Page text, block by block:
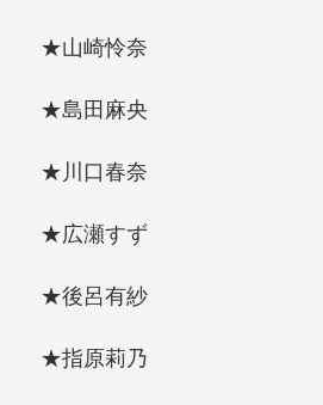
★山崎怜奈
★島田麻央
★川口春奈
★広瀬すず
★後呂有紗
★指原莉乃